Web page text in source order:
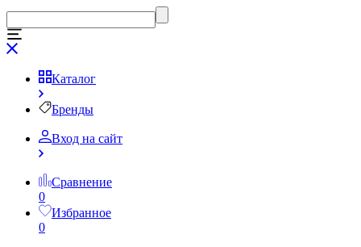
Каталог
Бренды
Вход на сайт
Сравнение
0
Избранное
0